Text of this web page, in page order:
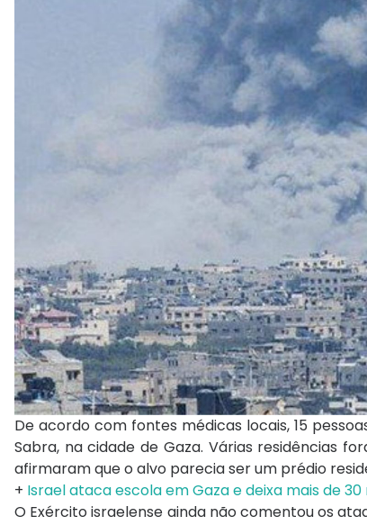
De acordo com fontes médicas locais, 15
Sabra, na cidade de Gaza. Várias residências
afirmaram que o alvo parecia ser um prédio
+ Israel ataca escola em Gaza e deixa mais de
O Exército israelense ainda não comentou os